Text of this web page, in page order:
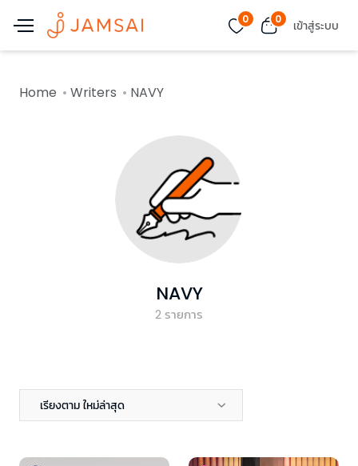
0 0 เข้าสู่ระบบ
Home Writers NAVY
NAVY
2รายการ
เรียงตาม ใหม่ล่าสุด